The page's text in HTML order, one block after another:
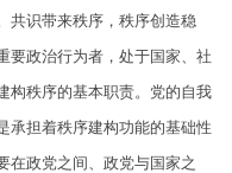
共识带来秩序，秩序创造稳
要政治行为者，处于国家、社
构秩序的基本职责。党的自我
承担着秩序建构功能的基础性
在政党之间、政党与国家之